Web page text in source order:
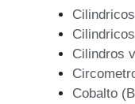
Cilindricos
Cilindros
Cobalto